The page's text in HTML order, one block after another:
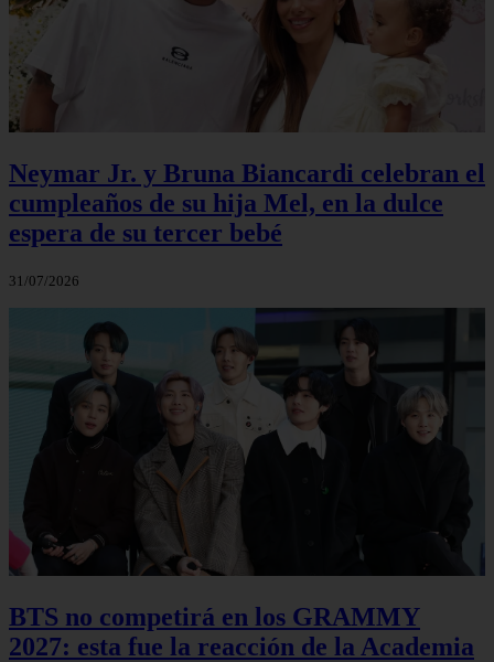
Neymar Jr. y Bruna Biancardi celebran el
cumpleaños de su hija Mel, en la dulce
espera de su tercer bebé
31/07/2026
BTS no competirá en los GRAMMY
2027: esta fue la reacción de la Academia